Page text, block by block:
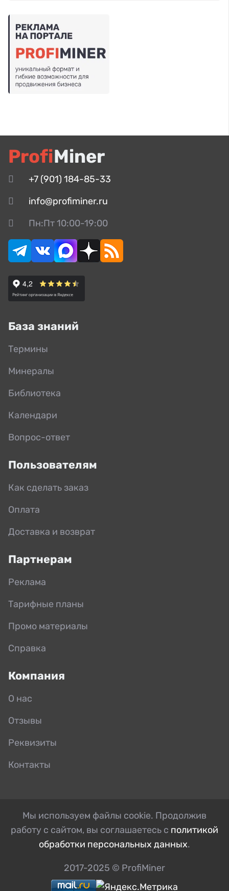
ProfiMiner
+7 (901) 184-85-33
info@profiminer.ru
Пн:Пт 10:00-19:00
База знаний
Термины
Минералы
Библиотека
Календари
Вопрос-ответ
Пользователям
Как сделать заказ
Оплата
Доставка и возврат
Партнерам
Реклама
Тарифные планы
Промо материалы
Справка
Компания
О нас
Отзывы
Реквизиты
Контакты
Мы используем файлы cookie. Продолжив
работу с сайтом, вы соглашаетесь с политикой
обработки персональных данных.
2017-2025 © ProfiMiner